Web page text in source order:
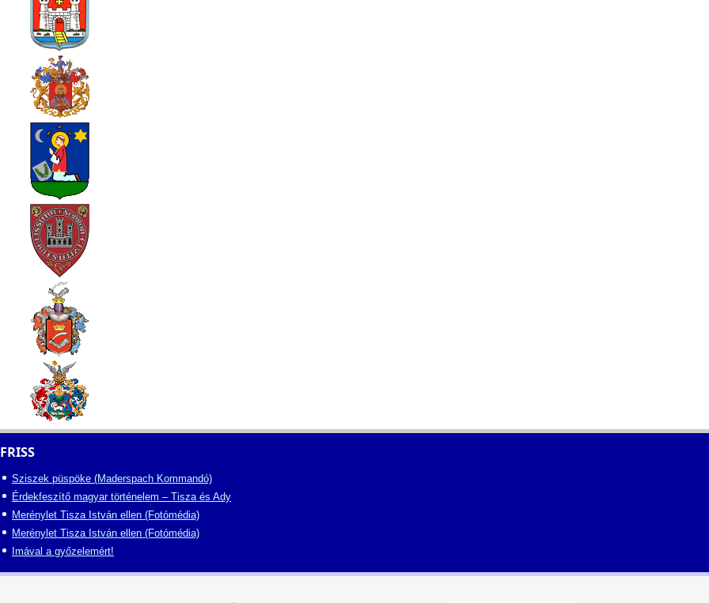
FRISS
Sziszek püspöke (Maderspach Kommandó)
Érdekfeszítő magyar történelem – Tisza és Ady
Merénylet Tisza István ellen (Fotómédia)
Merénylet Tisza István ellen (Fotómédia)
Imával a győzelemért!